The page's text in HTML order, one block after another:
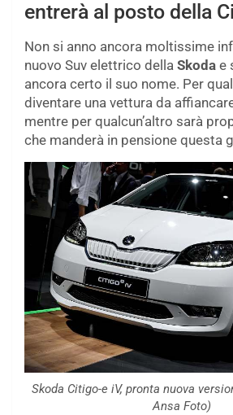
entrerà al posto della
Non si anno ancora moltissime
nuovo Suv elettrico della Skoda e
ancora certo il suo nome. Per
diventare una vettura da
mentre per qualcun’altro sarà
che manderà in pensione questa
Skoda Citigo-e iV, pronta nuova
Ansa Foto)